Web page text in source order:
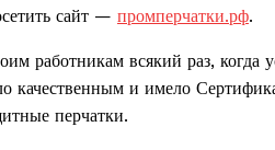
сайт — промперчатки.рф.
работникам всякий раз, когда
и имело
перчатки.